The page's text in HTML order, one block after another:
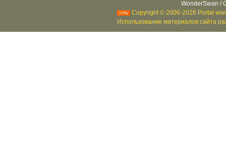
WonderSwan /
Copyright © 2006-2026 Portal
Использование материалов сайта